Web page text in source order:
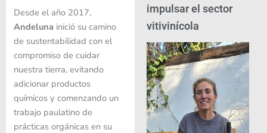
Desde el año 2017,
Andeluna inició su camino
de sustentabilidad con el
compromiso de cuidar
nuestra tierra, evitando
adicionar productos
químicos y comenzando un
trabajo paulatino de
prácticas orgánicas en su
impulsar el sector
vitivinícola